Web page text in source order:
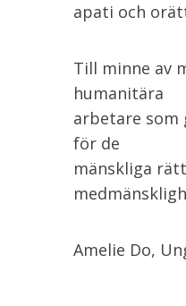
apati och
Till minne av
humanitära
arbetare som
för de
mänskliga
Amelie Do,